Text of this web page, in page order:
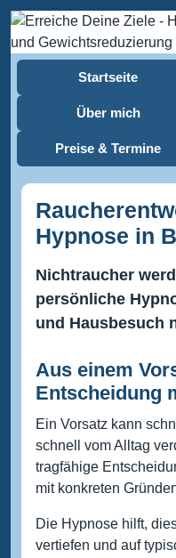
Startseite
Über mich
Preise & Termine
Hypnose in
Nichtraucher
persönliche
und Hausbesuch
Aus einem
Entscheidung
Ein Vorsatz kann
schnell vom Alltag
tragfähige
mit konkreten
Die Hypnose hilft,
vertiefen und auf